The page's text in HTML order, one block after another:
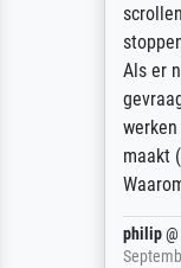
scrollen
stoppen
Als er
werken
maakt
Waarom
philip@
September